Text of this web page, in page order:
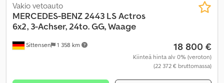
Sittensen 1 358 km
Vakio vetoauto
MERCEDES-BENZ2443 LS Actros
6x2, 3-Achser, 24to. GG, Waage
18 800 €
Kiinteä hinta alv 0% (veroton)
(22 372 € bruttomassa)